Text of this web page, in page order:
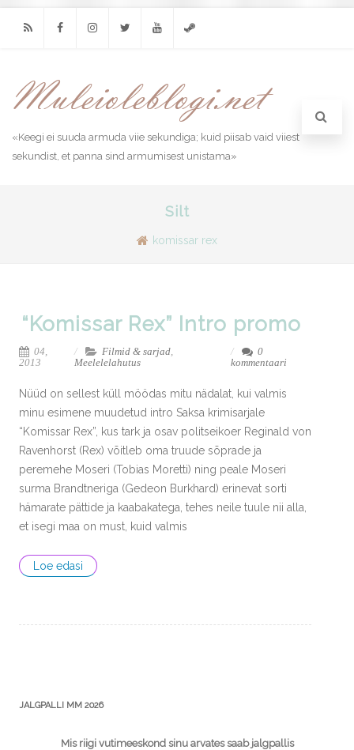
«Keegi ei suuda armuda viie sekundiga; kuid piisab vaid viiest
sekundist, et panna sind armumisest unistama»
Silt
komissar rex
“Komissar Rex” Intro promo
04,
2013
Filmid & sarjad,
Meelelelahutus
0
kommentaari
Nüüd on sellest küll möödas mitu nädalat, kui valmis
minu esimene muudetud intro Saksa krimisarjale
“Komissar Rex”, kus tark ja osav politseikoer Reginald von
Ravenhorst (Rex) võitleb oma truude sõprade ja
peremehe Moseri (Tobias Moretti) ning peale Moseri
surma Brandtneriga (Gedeon Burkhard) erinevat sorti
hämarate pättide ja kaabakatega, tehes neile tuule nii alla,
et isegi maa on must, kuid valmis
Loe edasi
JALGPALLI MM 2026
Mis riigi vutimeeskond sinu arvates saab jalgpallis